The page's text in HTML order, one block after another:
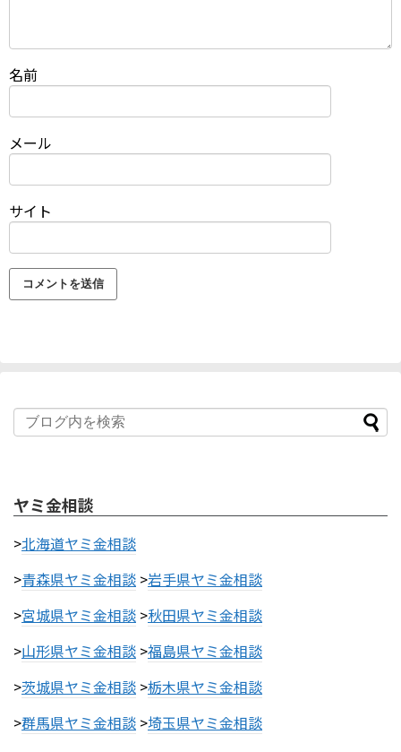
名前
メール
サイト
ヤミ金相談
>北海道ヤミ金相談
>青森県ヤミ金相談 >岩手県ヤミ金相談
>宮城県ヤミ金相談 >秋田県ヤミ金相談
>山形県ヤミ金相談 >福島県ヤミ金相談
>茨城県ヤミ金相談 >栃木県ヤミ金相談
>群馬県ヤミ金相談 >埼玉県ヤミ金相談